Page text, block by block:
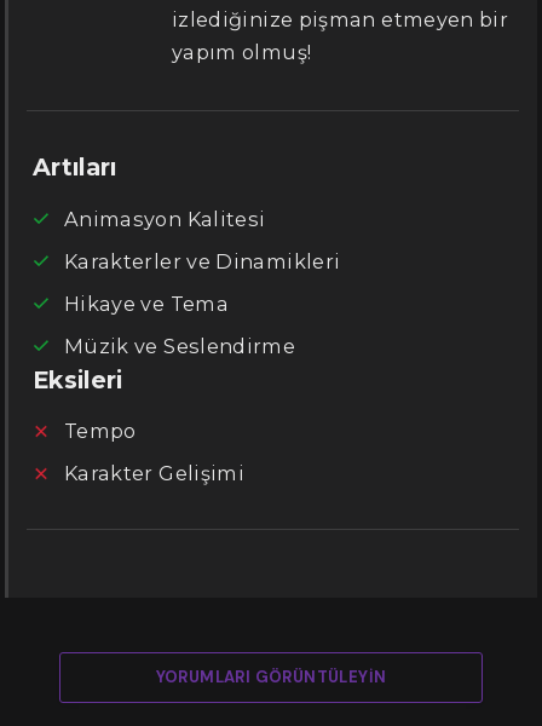
izlediğinize pişman etmeyen bir
yapım olmuş!
Artıları
Animasyon Kalitesi
Karakterler ve Dinamikleri
Hikaye ve Tema
Müzik ve Seslendirme
Eksileri
Tempo
Karakter Gelişimi
YORUMLARI GÖRÜNTÜLEYIN